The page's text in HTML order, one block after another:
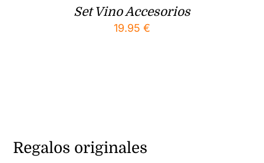
Set Vino Accesorios
19.95 €
Regalos originales